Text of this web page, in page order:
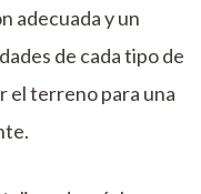
adecuada y un
de cada tipo de
el terreno para una